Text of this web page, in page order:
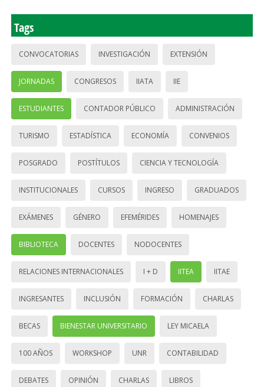
Tags
CONVOCATORIAS INVESTIGACIÓN EXTENSIÓN
JORNADAS CONGRESOS IIATA IIE
ESTUDIANTES CONTADOR PÚBLICO ADMINISTRACIÓN
TURISMO ESTADÍSTICA ECONOMÍA CONVENIOS
POSGRADO POSTÍTULOS CIENCIA Y TECNOLOGÍA
INSTITUCIONALES CURSOS INGRESO GRADUADOS
EXÁMENES GÉNERO EFEMÉRIDES HOMENAJES
BIBLIOTECA DOCENTES NODOCENTES
RELACIONES INTERNACIONALES I + D IITEA IITAE
INGRESANTES INCLUSIÓN FORMACIÓN CHARLAS
BECAS BIENESTAR UNIVERSITARIO LEY MICAELA
100 AÑOS WORKSHOP UNR CONTABILIDAD
DEBATES OPINIÓN CHARLAS LIBROS